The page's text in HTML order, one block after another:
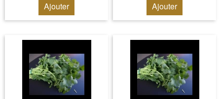
Ajouter
Ajouter